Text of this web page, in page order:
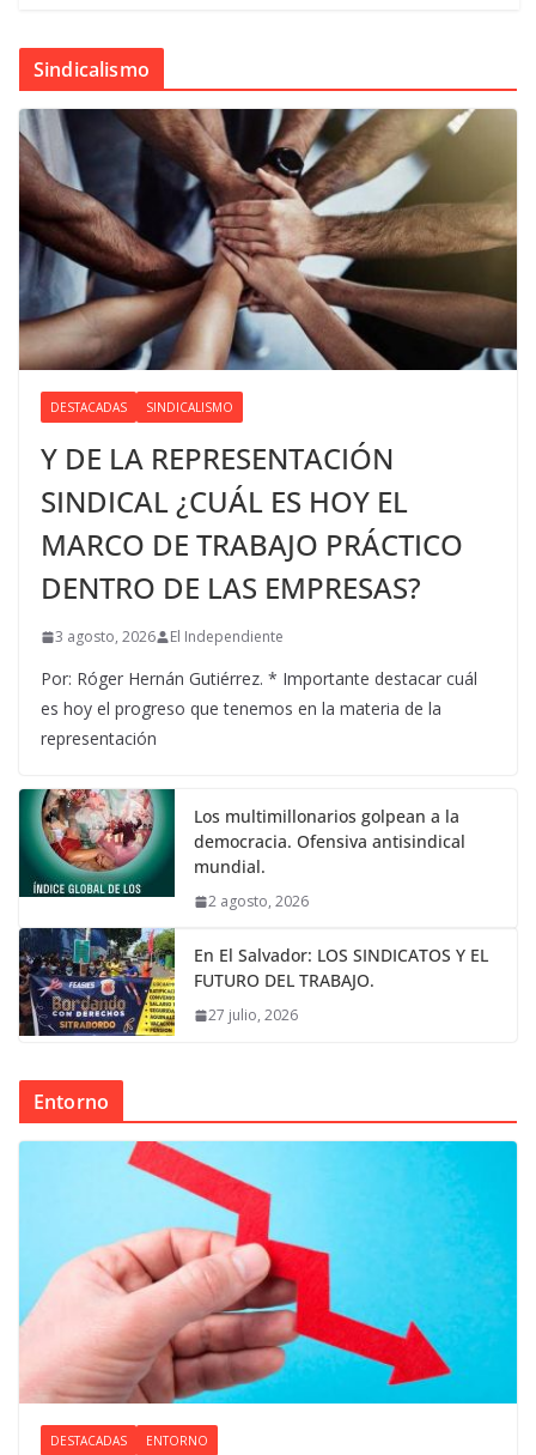
Sindicalismo
DESTACADAS SINDICALISMO
Y DE LA REPRESENTACIÓN
SINDICAL ¿CUÁL ES HOY EL
MARCO DE TRABAJO PRÁCTICO
DENTRO DE LAS EMPRESAS?
3 agosto, 2026 El Independiente
Por: Róger Hernán Gutiérrez. * Importante destacar cuál
es hoy el progreso que tenemos en la materia de la
representación
Los multimillonarios golpean a la
democracia. Ofensiva antisindical
mundial.
2 agosto, 2026
En El Salvador: LOS SINDICATOS Y EL
FUTURO DEL TRABAJO.
27 julio, 2026
Entorno
DESTACADAS ENTORNO